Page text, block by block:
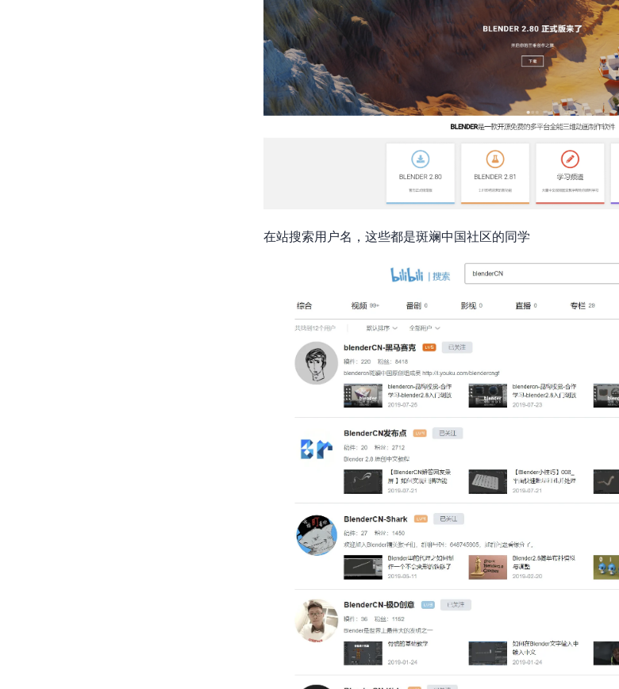
在b站搜索用户名“BLenderCN”，这些都是斑斓中国社区的同学